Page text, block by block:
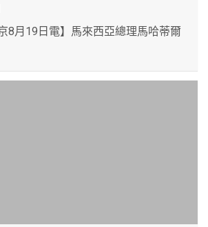
8月19日電】馬來西亞總理馬哈蒂爾